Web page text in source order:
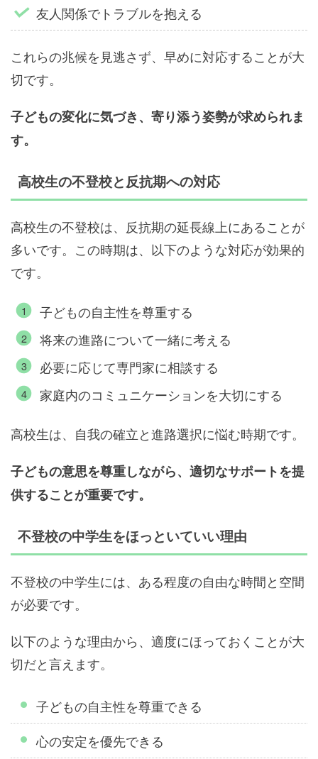
友人関係でトラブルを抱える
これらの兆候を見逃さず、早めに対応することが大
切です。
子どもの変化に気づき、寄り添う姿勢が求められま
す。
高校生の不登校と反抗期への対応
高校生の不登校は、反抗期の延長線上にあることが
多いです。この時期は、以下のような対応が効果的
です。
子どもの自主性を尊重する
将来の進路について一緒に考える
必要に応じて専門家に相談する
家庭内のコミュニケーションを大切にする
高校生は、自我の確立と進路選択に悩む時期です。
子どもの意思を尊重しながら、適切なサポートを提
供することが重要です。
不登校の中学生をほっといていい理由
不登校の中学生には、ある程度の自由な時間と空間
が必要です。
以下のような理由から、適度にほっておくことが大
切だと言えます。
子どもの自主性を尊重できる
心の安定を優先できる